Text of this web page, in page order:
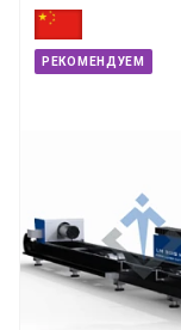
РЕКОМЕНДУЕМ